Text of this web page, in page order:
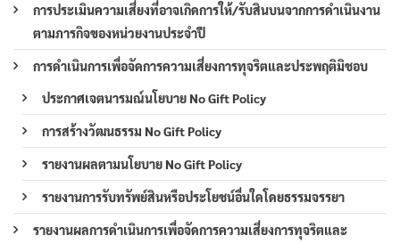
การประเมินความเสี่ยงที่อาจเกิดการให้/รับสินบนจากการดำเนินงาน
ตามภารกิจของหน่วยงานประจำปี
การดำเนินการเพื่อจัดการความเสี่ยงการทุจริตและประพฤติมิชอบ
ประกาศเจตนารมณ์นโยบาย No Gift Policy
การสร้างวัฒนธรรม No Gift Policy
รายงานผลตามนโยบาย No Gift Policy
รายงานการรับทรัพย์สินหรือประโยชน์อื่นใดโดยธรรมจรรยา
รายงานผลการดำเนินการเพื่อจัดการความเสี่ยงการทุจริตและ